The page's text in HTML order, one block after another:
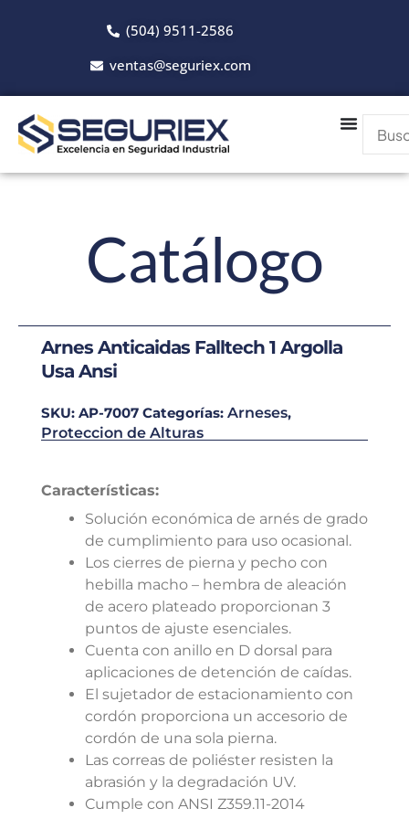
(504) 9511-2586
ventas@seguriex.com
Catálogo
Arnes Anticaidas Falltech 1 Argolla
Usa Ansi
SKU: AP-7007 Categorías: Arneses,
Proteccion de Alturas
Características:
Solución económica de arnés de grado
de cumplimiento para uso ocasional.
Los cierres de pierna y pecho con
hebilla macho – hembra de aleación
de acero plateado proporcionan 3
puntos de ajuste esenciales.
Cuenta con anillo en D dorsal para
aplicaciones de detención de caídas.
El sujetador de estacionamiento con
cordón proporciona un accesorio de
cordón de una sola pierna.
Las correas de poliéster resisten la
abrasión y la degradación UV.
Cumple con ANSI Z359.11-2014